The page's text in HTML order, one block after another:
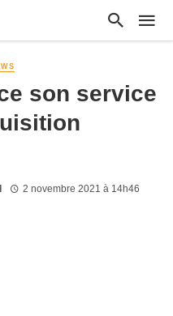
son service
2 novembre 2021 à 14h46